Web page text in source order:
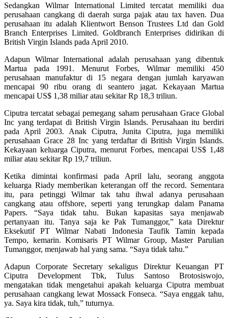
Sedangkan Wilmar International Limited tercatat memiliki dua
perusahaan cangkang di daerah surga pajak atau tax haven. Dua
perusahaan itu adalah Klientwort Benson Trustees Ltd dan Gold
Branch Enterprises Limited. Goldbranch Enterprises didirikan di
British Virgin Islands pada April 2010.
Adapun Wilmar International adalah perusahaan yang dibentuk
Martua pada 1991. Menurut Forbes, Wilmar memiliki 450
perusahaan manufaktur di 15 negara dengan jumlah karyawan
mencapai 90 ribu orang di seantero jagat. Kekayaan Martua
mencapai US$ 1,38 miliar atau sekitar Rp 18,3 triliun.
Ciputra tercatat sebagai pemegang saham perusahaan Grace Global
Inc yang terdapat di British Virgin Islands. Perusahaan itu berdiri
pada April 2003. Anak Ciputra, Junita Ciputra, juga memiliki
perusahaan Grace 28 Inc yang terdaftar di British Virgin Islands.
Kekayaan keluarga Ciputra, menurut Forbes, mencapai US$ 1,48
miliar atau sekitar Rp 19,7 triliun.
Ketika dimintai konfirmasi pada April lalu, seorang anggota
keluarga Riady memberikan keterangan off the record. Sementara
itu, para petinggi Wilmar tak tahu ihwal adanya perusahaan
cangkang atau offshore, seperti yang terungkap dalam Panama
Papers. “Saya tidak tahu. Bukan kapasitas saya menjawab
pertanyaan itu. Tanya saja ke Pak Tumanggor,” kata Direktur
Eksekutif PT Wilmar Nabati Indonesia Taufik Tamin kepada
Tempo, kemarin. Komisaris PT Wilmar Group, Master Parulian
Tumanggor, menjawab hal yang sama. “Saya tidak tahu.”
Adapun Corporate Secretary sekaligus Direktur Keuangan PT
Ciputra Development Tbk, Tulus Santoso Brotosiswojo,
mengatakan tidak mengetahui apakah keluarga Ciputra membuat
perusahaan cangkang lewat Mossack Fonseca. “Saya enggak tahu,
ya. Saya kira tidak, tuh,” tuturnya.